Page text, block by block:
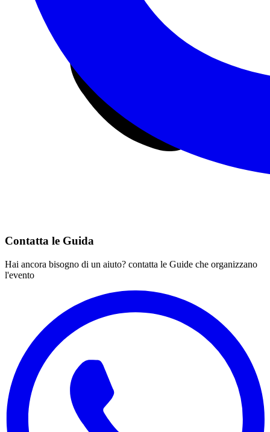
Contatta le Guida
Hai ancora bisogno di un aiuto? contatta le Guide che organizzano
l'evento